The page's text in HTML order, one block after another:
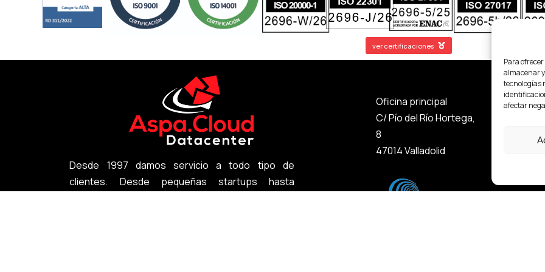
Para
almacenar
tecnologías
afectar
ver certificaciones
Desde 1997 damos servicio a todo tipo de
clientes. Desde pequeñas startups hasta
Oficina principal
C/ Pío del Río Hortega,
8
47014 Valladolid
Oficina